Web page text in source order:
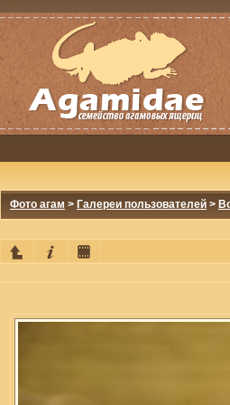
Фото агам > Галереи пользователей >